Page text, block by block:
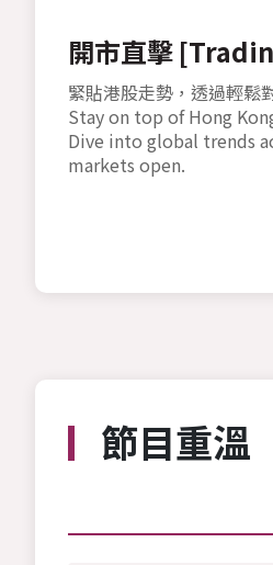
開市直擊
緊貼港股走勢，透過輕鬆
Stay on top of Hong
Dive into global trends
markets open.
節目重溫